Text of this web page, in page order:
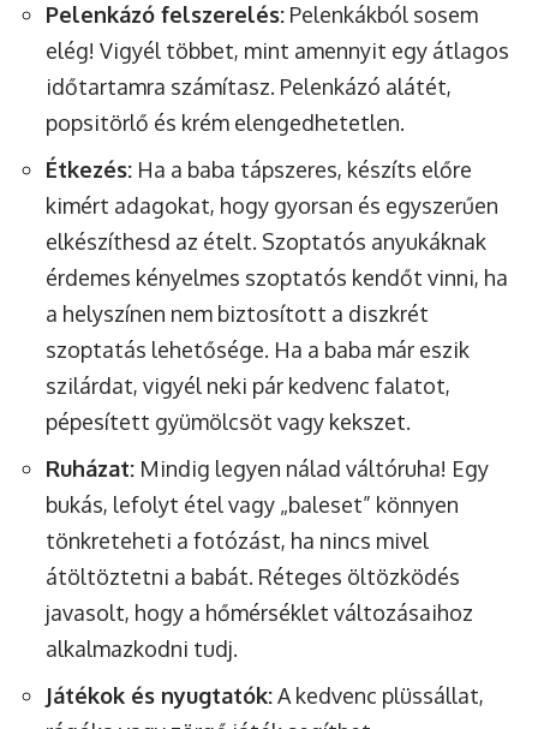
Pelenkázó felszerelés: Pelenkákból sosem
elég! Vigyél többet, mint amennyit egy átlagos
időtartamra számítasz. Pelenkázó alátét,
popsitörlő és krém elengedhetetlen.
Étkezés: Ha a baba tápszeres, készíts előre
kimért adagokat, hogy gyorsan és egyszerűen
elkészíthesd az ételt. Szoptatós anyukáknak
érdemes kényelmes szoptatós kendőt vinni, ha
a helyszínen nem biztosított a diszkrét
szoptatás lehetősége. Ha a baba már eszik
szilárdat, vigyél neki pár kedvenc falatot,
pépesített gyümölcsöt vagy kekszet.
Ruházat: Mindig legyen nálad váltóruha! Egy
bukás, lefolyt étel vagy „baleset” könnyen
tönkreteheti a fotózást, ha nincs mivel
átöltöztetni a babát. Réteges öltözködés
javasolt, hogy a hőmérséklet változásaihoz
alkalmazkodni tudj.
Játékok és nyugtatók:A kedvenc plüssállat,